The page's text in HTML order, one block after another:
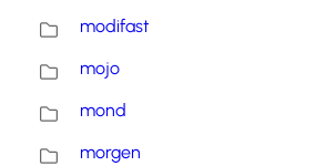
modifast
mojo
mond
morgen